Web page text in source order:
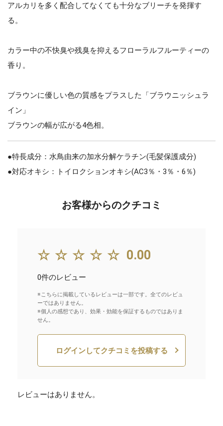
アルカリを多く配合してなくても十分なブリーチを発揮す
る。
カラー中の不快臭や残臭を抑えるフローラルフルーティーの
香り。
ブラウンに優しい色の質感をプラスした「ブラウニッシュラ
イン」
ブラウンの幅が広がる4色相。
●特長成分：水鳥由来の加水分解ケラチン(毛髪保護成分)
●対応オキシ：トイロクションオキシ(AC3％・3％・6％)
お客様からのクチコミ
☆☆☆☆☆ 0.00
0件のレビュー
※こちらに掲載しているレビューは一部です。全てのレビュ
ーではありません。
※個人の感想であり、効果・効能を保証するものではありま
せん。
ログインしてクチコミを投稿する
レビューはありません。